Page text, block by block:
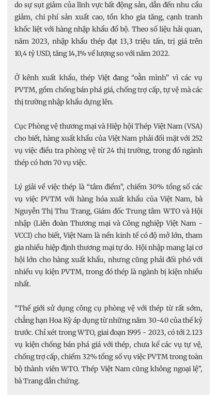
do sự sụt giảm của lĩnh vực bất động sản, dẫn đến nhu cầu
giảm, chi phí sản xuất cao, tồn kho gia tăng, cạnh tranh
khốc liệt với hàng nhập khẩu đổ bộ. Theo số liệu hải quan,
năm 2023, nhập khẩu thép đạt 13,3 triệu tấn, trị giá trên
10,4 tỷ USD, tăng 14,1% về lượng so với năm 2022.
Ở kênh xuất khẩu, thép Việt đang “oằn mình” vì các vụ
PVTM, gồm chống bán phá giá, chống trợ cấp, tự vệ mà các
thị trường nhập khẩu dựng lên.
Cục Phòng vệ thương mại và Hiệp hội Thép Việt Nam (VSA)
cho biết, hàng xuất khẩu của Việt Nam phải đối mặt với 252
vụ việc điều tra phòng vệ từ 24 thị trường, trong đó ngành
thép có hơn 70 vụ việc.
Lý giải về việc thép là “tâm điểm”, chiếm 30% tổng số các
vụ việc PVTM với hàng hóa xuất khẩu của Việt Nam, bà
Nguyễn Thị Thu Trang, Giám đốc Trung tâm WTO và Hội
nhập (Liên đoàn Thương mại và Công nghiệp Việt Nam -
VCCI) cho biết, Việt Nam là nền kinh tế có độ mở lớn, tham
gia nhiều hiệp định thương mại tự do. Hội nhập mang lại cơ
hội lớn cho hàng xuất khẩu, nhưng cũng phải đối phó với
nhiều vụ kiện PVTM, trong đó thép là ngành bị kiện nhiều
nhất.
“Thế giới sử dụng công cụ phòng vệ với thép từ rất sớm,
chẳng hạn Hoa Kỳ áp dụng từ những năm 30-40 của thế kỷ
trước. Chỉ xét trong WTO, giai đoạn 1995 - 2023, có tới 2.123
vụ kiện chống bán phá giá với thép, chưa kể các vụ tự vệ,
chống trợ cấp, chiếm 32% tổng số vụ việc PVTM trong toàn
bộ thành viên WTO. Thép Việt Nam cũng không ngoại lệ”,
bà Trang dẫn chứng.